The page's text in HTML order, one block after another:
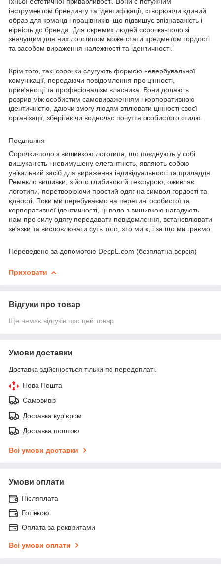
інструментом брендингу та ідентифікації, створюючи єдиний
образ для команд і працівників, що підвищує впізнаваність і
вірність до бренда. Для окремих людей сорочка-поло зі
значущим для них логотипом може стати предметом гордості
та засобом вираження належності та ідентичності.
Крім того, такі сорочки слугують формою невербувальної
комунікації, передаючи повідомлення про цінності,
прив'янощі та професіоналізм власника. Вони долають
розрив між особистим самовираженням і корпоративною
ідентичністю, даючи змогу людям втілювати цінності своєї
організації, зберігаючи водночас почуття особистого стилю.
Поєднання
Сорочки-поло з вишивкою логотипа, що поєднують у собі
вишуканість і невимушену елегантність, являють собою
унікальний засіб для вираження індивідуальності та приладдя.
Ремекло вишивки, з його глибиною й текстурою, оживляє
логотипи, перетворюючи простий одяг на символ гордості та
єдності. Поки ми перебуваємо на перетині особистої та
корпоративної ідентичності, ці поло з вишивкою нагадують
нам про силу одягу передавати повідомлення, встановлювати
зв'язки та висловлювати суть того, хто ми є, і за що ми граємо.
Переведено за допомогою DeepL.com (безплатна версія)
Приховати
Відгуки про товар
Ще немає відгуків про цей товар
Умови доставки
Доставка здійснюється тільки по передоплаті.
Нова Пошта
Самовивіз
Доставка кур'єром
Доставка поштою
Всі умови доставки
Умови оплати
Післяплата
Готівкою
Оплата за реквізитами
Всі умови оплати